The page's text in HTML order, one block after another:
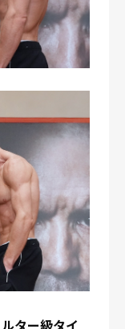
ター級タイ